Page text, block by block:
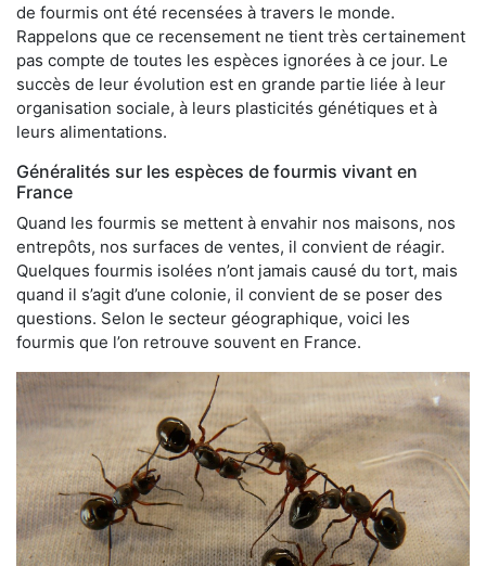
de fourmis ont été recensées à travers le monde.
Rappelons que ce recensement ne tient très certainement
pas compte de toutes les espèces ignorées à ce jour. Le
succès de leur évolution est en grande partie liée à leur
organisation sociale, à leurs plasticités génétiques et à
leurs alimentations.
Généralités sur les espèces de fourmis vivant en
France
Quand les fourmis se mettent à envahir nos maisons, nos
entrepôts, nos surfaces de ventes, il convient de réagir.
Quelques fourmis isolées n’ont jamais causé du tort, mais
quand il s’agit d’une colonie, il convient de se poser des
questions. Selon le secteur géographique, voici les
fourmis que l’on retrouve souvent en France.